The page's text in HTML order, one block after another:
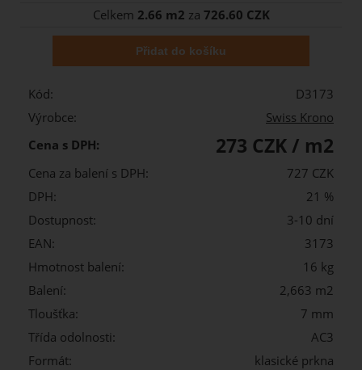
Celkem 2.66 m2 za 726.60 CZK
Kód:
D3173
Výrobce:
Swiss Krono
Cena s DPH:
273 CZK / m2
Cena za balení s DPH:
727 CZK
DPH:
21 %
Dostupnost:
3-10 dní
EAN:
3173
Hmotnost balení:
16 kg
Balení:
2,663 m2
Tloušťka:
7 mm
Třída odolnosti:
AC3
Formát:
klasické prkna